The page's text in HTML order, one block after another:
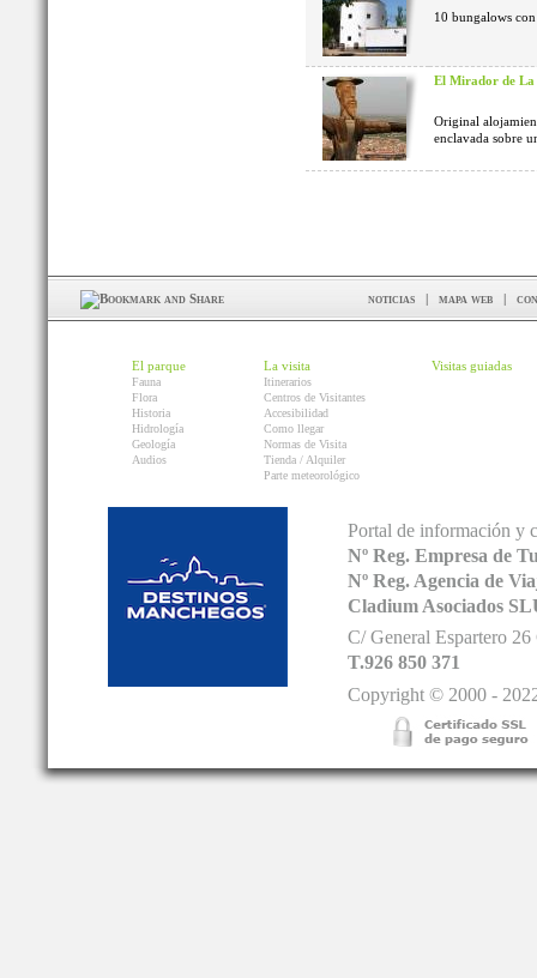
10 bungalows
El Mirador de La
Original
enclavada sobre
noticias | mapa web |
El parque
Fauna
Flora
Historia
Hidrología
Geología
Audios
La visita
Itinerarios
Centros de Visitantes
Accesibilidad
Como llegar
Normas de Visita
Tienda / Alquiler
Parte meteorológico
Visitas guiadas
Portal de información y
Nº Reg. Empresa de
Nº Reg. Agencia de
Cladium Asociados
C/ General Espartero
T.926 850 371
Copyright © 2000 -